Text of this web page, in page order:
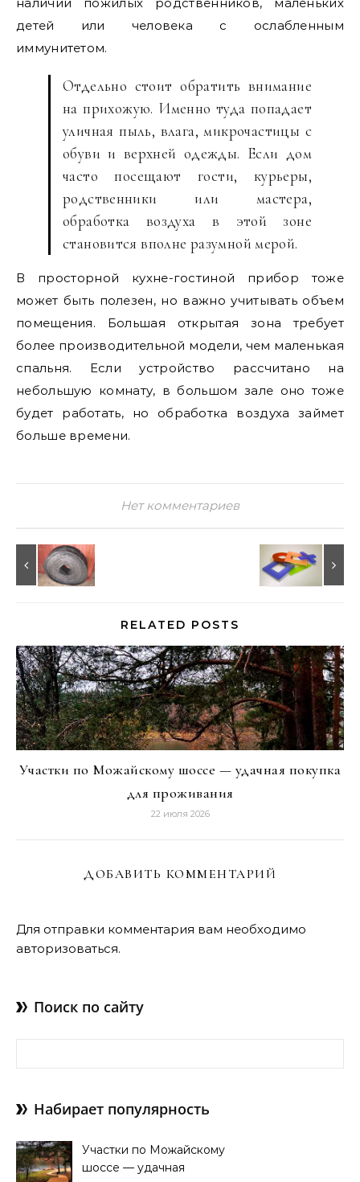
детей или человека с ослабленным
иммунитетом.
Отдельно стоит обратить внимание
на прихожую. Именно туда попадает
уличная пыль, влага, микрочастицы с
обуви и верхней одежды. Если дом
часто посещают гости, курьеры,
родственники или мастера,
обработка воздуха в этой зоне
становится вполне разумной мерой.
В просторной кухне-гостиной прибор тоже
может быть полезен, но важно учитывать объем
помещения. Большая открытая зона требует
более производительной модели, чем маленькая
спальня. Если устройство рассчитано на
небольшую комнату, в большом зале оно тоже
будет работать, но обработка воздуха займет
больше времени.
Нет комментариев
RELATED POSTS
Участки по Можайскому шоссе — удачная покупка
для проживания
22 июля 2026
ДОБАВИТЬ КОММЕНТАРИЙ
Для отправки комментария вам необходимо
авторизоваться.
Поиск по сайту
Набирает популярность
Участки по Можайскому
шоссе — удачная